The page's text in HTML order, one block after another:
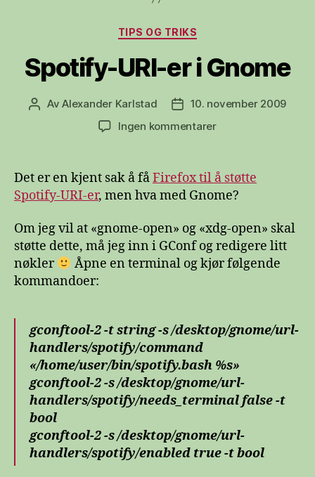
Kategorier
TIPS OG TRIKS
Spotify-URI-er i Gnome
Innleggsforfatter
AvAlexander Karlstad Publiseringsdato
10. november 2009
Ingen kommentarertil
er
i
Gnome
Det er en kjent sak å fåFirefox til å støtte
Spotify-URI-er, men hva med Gnome?
Om jeg vil at «gnome-open» og «xdg-open» skal
støtte dette, må jeg inn i GConf og redigere litt
nøkler
Åpne en terminal og kjør følgende
kommandoer:
gconftool-2 -t string -s /desktop/gnome/url-
handlers/spotify/command
«/home/user/bin/spotify.bash %s»
gconftool-2 -s /desktop/gnome/url-
handlers/spotify/needs_terminal false -t
bool
gconftool-2 -s /desktop/gnome/url-
handlers/spotify/enabled true -t bool